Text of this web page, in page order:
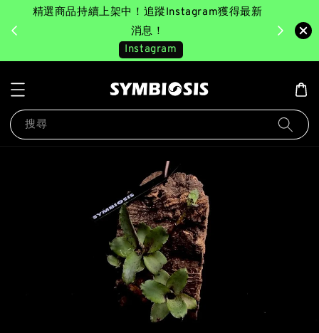
精選商品持續上架中！追蹤Instagram獲得最新
消息！
Instagram
搜尋